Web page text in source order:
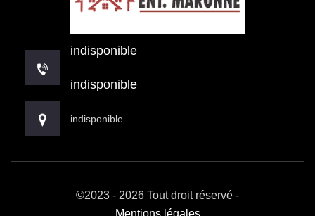
indisponible
indisponible
indisponible
©2023 - 2026 Tout droit réservé -
Mentions légales